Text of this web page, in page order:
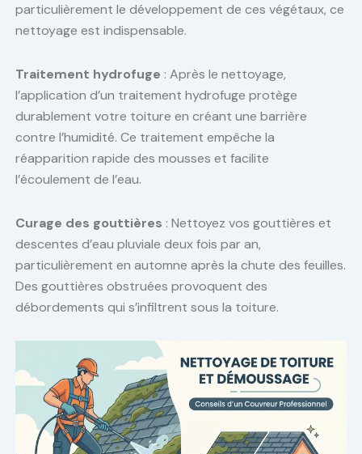
particulièrement le développement de ces végétaux, ce
nettoyage est indispensable.
Traitement hydrofuge : Après le nettoyage,
l’application d’un traitement hydrofuge protège
durablement votre toiture en créant une barrière
contre l’humidité. Ce traitement empêche la
réapparition rapide des mousses et facilite
l’écoulement de l’eau.
Curage des gouttières : Nettoyez vos gouttières et
descentes d’eau pluviale deux fois par an,
particulièrement en automne après la chute des feuilles.
Des gouttières obstruées provoquent des
débordements qui s’infiltrent sous la toiture.